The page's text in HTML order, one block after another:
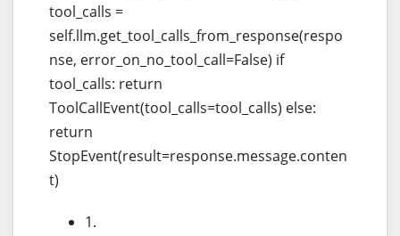
tool_calls =
self.llm.get_tool_calls_from_response(respo
nse, error_on_no_tool_call=False) if
tool_calls: return
ToolCallEvent(tool_calls=tool_calls) else:
return
StopEvent(result=response.message.conten
t)
1.